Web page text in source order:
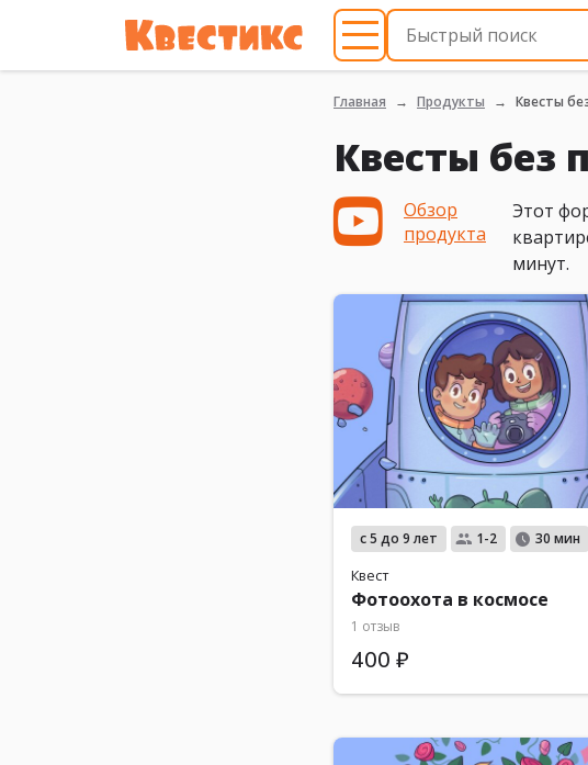
Главная Продукты Квесты
Квесты без
Обзор
продукта
Этот
минут.
с 5 до 9 лет 1-2 30 мин
Квест
Фотоохота в космосе
1 отзыв
400 ₽